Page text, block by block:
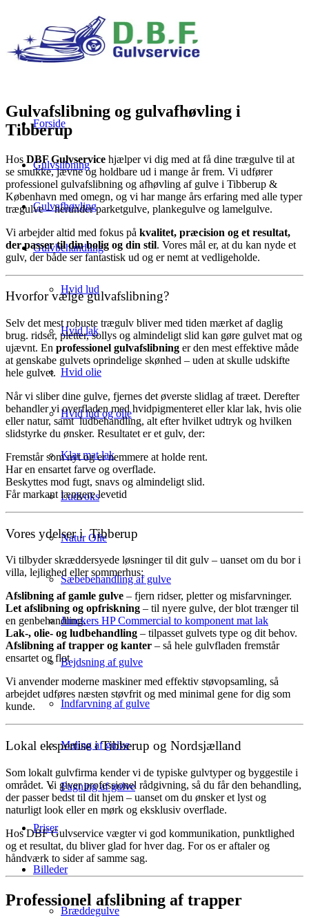
Forside
Gulvslibning
Gulvafhøvling
Gulvbehandling
Hvid lud
Hvid lak
Hvid olie
Hvid lud og olie
Klar mat lak
Ludvoks
Natur Olie
Sæbebehandling af gulve
Junckers HP Commercial to komponent mat lak
Bejdsning af gulve
Indfarvning af gulve
Maling af gulve
Fugning af gulve
Priser
Billeder
Bræddegulve
Gulvafslibning og gulvafhøvling i
Tibberup
Hos DBF Gulvservice hjælper vi dig med at få dine trægulve til at
se smukke, jævne og holdbare ud i mange år frem. Vi udfører
professionel gulvafslibning og afhøvling af gulve i Tibberup &
København med omegn, og vi har mange års erfaring med alle typer
trægulve – herunder parketgulve, plankegulve og lamelgulve.
Vi arbejder altid med fokus på kvalitet, præcision og et resultat,
der passer til din bolig og din stil. Vores mål er, at du kan nyde et
gulv, der både ser fantastisk ud og er nemt at vedligeholde.
Hvorfor vælge gulvafslibning?
Selv det mest robuste trægulv bliver med tiden mærket af daglig
brug. ridser, pletter, sollys og almindeligt slid kan gøre gulvet mat og
ujævnt. En professionel gulvafslibning er den mest effektive måde
at genskabe gulvets oprindelige skønhed – uden at skulle udskifte
hele gulvet.
Når vi sliber dine gulve, fjernes det øverste slidlag af træet. Derefter
behandler vi overfladen med hvidpigmenteret eller klar lak, hvis olie
eller natur, samt ludbehandling, alt efter hvilket udtryk og hvilken
slidstyrke du ønsker. Resultatet er et gulv, der:
Fremstår som nyt og er nemmere at holde rent.
Har en ensartet farve og overflade.
Beskyttes mod fugt, snavs og almindeligt slid.
Får markant længere levetid
Vores ydelser i Tibberup
Vi tilbyder skræddersyede løsninger til dit gulv – uanset om du bor i
villa, lejlighed eller sommerhus:
Afslibning af gamle gulve – fjern ridser, pletter og misfarvninger.
Let afslibning og opfriskning – til nyere gulve, der blot trænger til
en genbehandling.
Lak-, olie- og ludbehandling – tilpasset gulvets type og dit behov.
Afslibning af trapper og kanter – så hele gulvfladen fremstår
ensartet og flot
Vi anvender moderne maskiner med effektiv støvopsamling, så
arbejdet udføres næsten støvfrit og med minimal gene for dig som
kunde.
Lokal ekspertise i Tibberup og Nordsjælland
Som lokalt gulvfirma kender vi de typiske gulvtyper og byggestile i
området. Vi giver professionel rådgivning, så du får den behandling,
der passer bedst til dit hjem – uanset om du ønsker et lyst og
naturligt look eller en mørk og eksklusiv overflade.
Hos DBF Gulvservice vægter vi god kommunikation, punktlighed
og et resultat, du bliver glad for hver dag. For os er aftaler og
håndværk to sider af samme sag.
Professionel afslibning af trapper